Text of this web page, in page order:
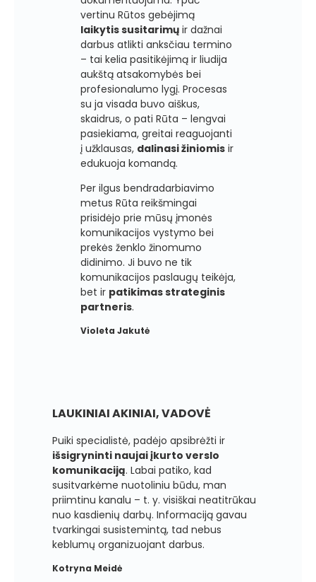
vertinu Rūtos gebėjimą
laikytis susitarimų ir dažnai
darbus atlikti anksčiau termino
– tai kelia pasitikėjimą ir liudija
aukštą atsakomybės bei
profesionalumo lygį. Procesas
su ja visada buvo aiškus,
skaidrus, o pati Rūta – lengvai
pasiekiama, greitai reaguojanti
į užklausas, dalinasi žiniomis ir
edukuoja komandą.
Per ilgus bendradarbiavimo
metus Rūta reikšmingai
prisidėjo prie mūsų įmonės
komunikacijos vystymo bei
prekės ženklo žinomumo
didinimo. Ji buvo ne tik
komunikacijos paslaugų teikėja,
bet ir patikimas strateginis
partneris.
Violeta Jakutė
LAUKINIAI AKINIAI, VADOVĖ
Puiki specialistė, padėjo apsibrėžti ir
išsigryninti naujai įkurto verslo
komunikaciją. Labai patiko, kad
susitvarkėme nuotoliniu būdu, man
priimtinu kanalu – t. y. visiškai neatitrūkau
nuo kasdienių darbų. Informaciją gavau
tvarkingai susistemintą, tad nebus
keblumų organizuojant darbus.
Kotryna Meidė